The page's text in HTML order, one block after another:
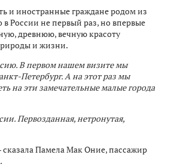
и иностранные граждане родом из
России не первый раз, но впервые
древнюю, вечную красоту
и жизни.
В первом нашем визите мы
Петербург. А на этот раз мы
на эти замечательные малые города
Первозданная, нетронутая,
сказала Памела Мак Оние, пассажир